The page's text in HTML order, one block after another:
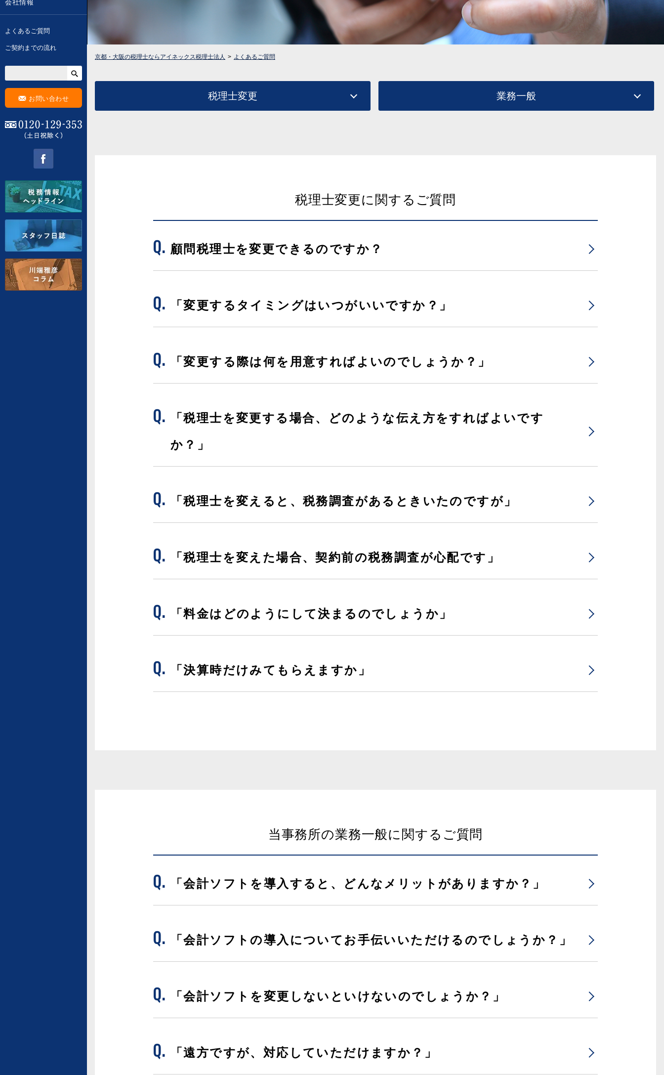
会社情報
よくあるご質問
ご契約までの流れ
F お問い合わせ
京都・大阪の税理士ならアイネックス税理士法人 よくあるご質問
税理士変更 業務一般
税理士変更に関するご質問
顧問税理士を変更できるのですか？
「変更するタイミングはいつがいいですか？」
「変更する際は何を用意すればよいのでしょうか？」
「税理士を変更する場合、どのような伝え方をすればよいです
か？」
「税理士を変えると、税務調査があるときいたのですが」
「税理士を変えた場合、契約前の税務調査が心配です」
「料金はどのようにして決まるのでしょうか」
「決算時だけみてもらえますか」
当事務所の業務一般に関するご質問
「会計ソフトを導入すると、どんなメリットがありますか？」
「会計ソフトの導入についてお手伝いいただけるのでしょうか？」
「会計ソフトを変更しないといけないのでしょうか？」
「遠方ですが、対応していただけますか？」